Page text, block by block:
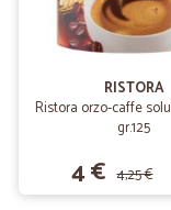
RISTORA
Ristora orzo-caffe
gr.125
4 € 4,25 €